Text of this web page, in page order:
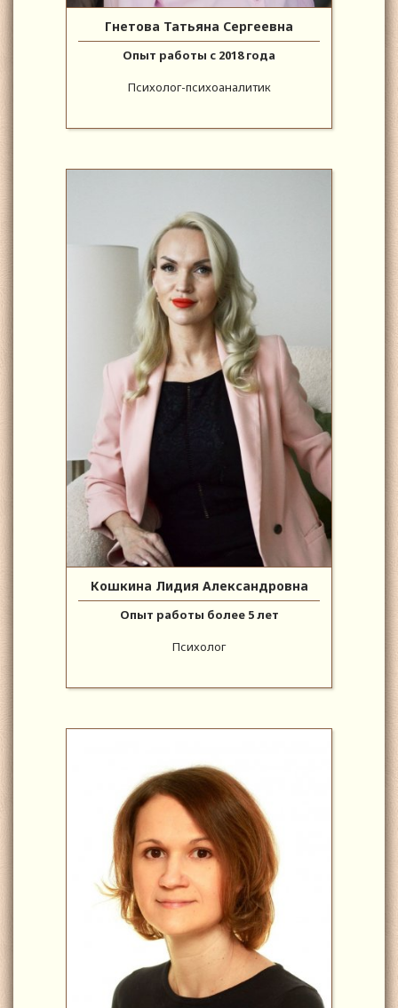
Гнетова Татьяна Сергеевна
Опыт работы с 2018 года
Психолог-психоаналитик
Кошкина Лидия Александровна
Опыт работы более 5 лет
Психолог